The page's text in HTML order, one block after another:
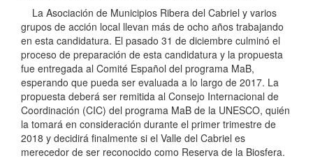
La Asociación de Municipios Ribera del Cabriel y varios
grupos de acción local llevan más de ocho años trabajando
en esta candidatura. El pasado 31 de diciembre culminó el
proceso de preparación de esta candidatura y la propuesta
fue entregada al Comité Español del programa MaB,
esperando que pueda ser evaluada a lo largo de 2017. La
propuesta deberá ser remitida al Consejo Internacional de
Coordinación (CIC) del programa MaB de la UNESCO, quién
la tomará en consideración durante el primer trimestre de
2018 y decidirá finalmente si el Valle del Cabriel es
merecedor de ser reconocido como Reserva de la Biosfera.